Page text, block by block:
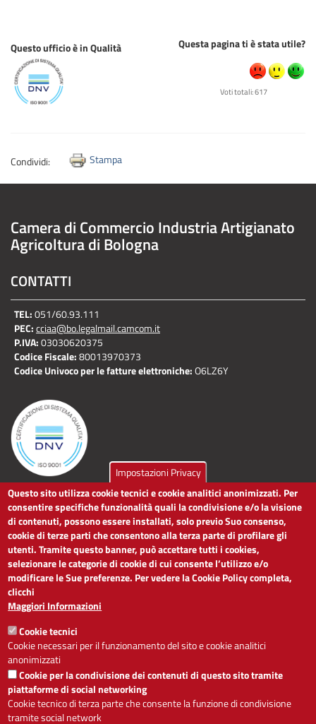
Questa pagina ti è stata utile?
Voti totali: 617
Questo ufficio è in Qualità
Condividi: Stampa
Camera di Commercio Industria Artigianato
Agricoltura di Bologna
CONTATTI
TEL:051/60.93.111
PEC:cciaa@bo.legalmail.camcom.it
P.IVA:03030620375
Codice Fiscale:80013970373
Codice Univoco per le fatture elettroniche:O6LZ6Y
LINK UTILI
Dichiarazione di accessibilità
Obiettivi di accessibilità
Segnalaci problemi di accessibilità
Note legali
Privacy
Accesso riservato
ACCESSIBILITÀ
- A +
Impostazioni Privacy
Questo sito utilizza cookie tecnici e cookie analitici anonimizzati. Per
consentire specifiche funzionalità quali la condivisione e/o la visione
di contenuti, possono essere installati, solo previo Suo consenso,
cookie di terze parti che consentono alla terza parte di profilare gli
utenti. Tramite questo banner, può accettare tutti i cookies,
selezionare le categorie di cookie di cui consente l’utilizzo e/o
modificare le Sue preferenze. Per vedere la Cookie Policy completa,
clicchi
Maggiori Informazioni
Cookie tecnici
Cookie necessari per il funzionamento del sito e cookie analitici
anonimizzati
Cookie per la condivisione dei contenuti di questo sito tramite
piattaforme di social networking
Cookie tecnico di terza parte che consente la funzione di condivisione
tramite social network